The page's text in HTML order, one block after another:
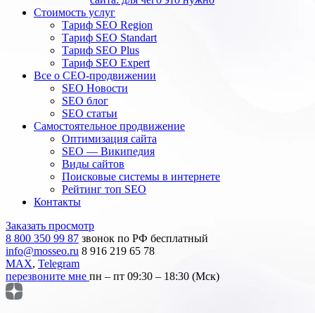
Стоимость услуг
Тариф SEO Region
Тариф SEO Standart
Тариф SEO Plus
Тариф SEO Expert
Все о СЕО-продвижении
SEO Новости
SEO блог
SEO статьи
Самостоятельное продвижение
Оптимизация сайта
SEO — Википедия
Виды сайтов
Поисковые системы в интернете
Рейтинг топ SEO
Контакты
Заказать просмотр
8 800 350 99 87 звонок по РФ бесплатный
info@mosseo.ru 8 916 219 65 78
MAX, Telegram
перезвоните мне пн – пт 09:30 – 18:30 (Мск)